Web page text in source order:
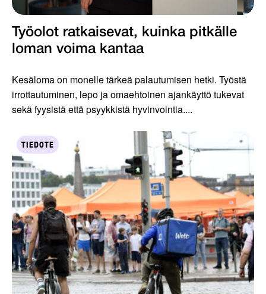
Työolot ratkaisevat, kuinka pitkälle
loman voima kantaa
Kesäloma on monelle tärkeä palautumisen hetki. Työstä
irrottautuminen, lepo ja omaehtoinen ajankäyttö tukevat
sekä fyysistä että psyykkistä hyvinvointia....
TIEDOTE